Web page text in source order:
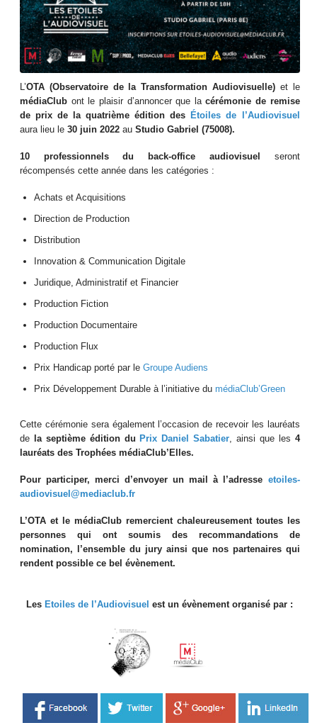
L’OTA (Observatoire de la Transformation Audiovisuelle)et le
médiaClub ont le plaisir d’annoncer que lacérémonie de remise
de prix de la quatrième édition desÉtoiles de l’Audiovisuel
aura lieu le30 juin 2022 auStudio Gabriel (75008).
10 professionnels du back-office audiovisuel seront
récompensés cette année dans les catégories :
Achats et Acquisitions
Direction de Production
Distribution
Innovation & Communication Digitale
Juridique, Administratif et Financier
Production Fiction
Production Documentaire
Production Flux
Prix Handicap porté par leGroupe Audiens
Prix Développement Durable à l’initiative dumédiaClub’Green
Cette cérémonie sera également l’occasion de recevoir les lauréats
de la septième édition duPrix Daniel Sabatier , ainsi que les 4
lauréats des Trophées médiaClub’Elles.
Pour participer, merci d’envoyer un mail à l’adresse etoiles-
audiovisuel@mediaclub.fr
L’OTA et le médiaClub remercient chaleureusement toutes les
personnes qui ont soumis des recommandations de
nomination, l’ensemble du jury ainsi que nos partenaires qui
rendent possible ce bel évènement.
LesEtoiles de l’Audiovisuel est un évènement organisé par :